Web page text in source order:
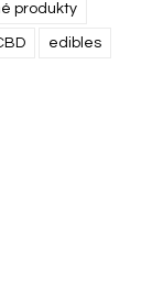
produkty
edibles